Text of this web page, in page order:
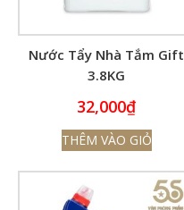
Nước Tẩy Nhà Tắm Gift
3.8KG
32,000₫
THÊM VÀO GIỎ